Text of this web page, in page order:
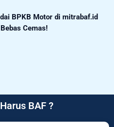
BPKB Motor di mitrabaf.id
Cemas!
BAF ?